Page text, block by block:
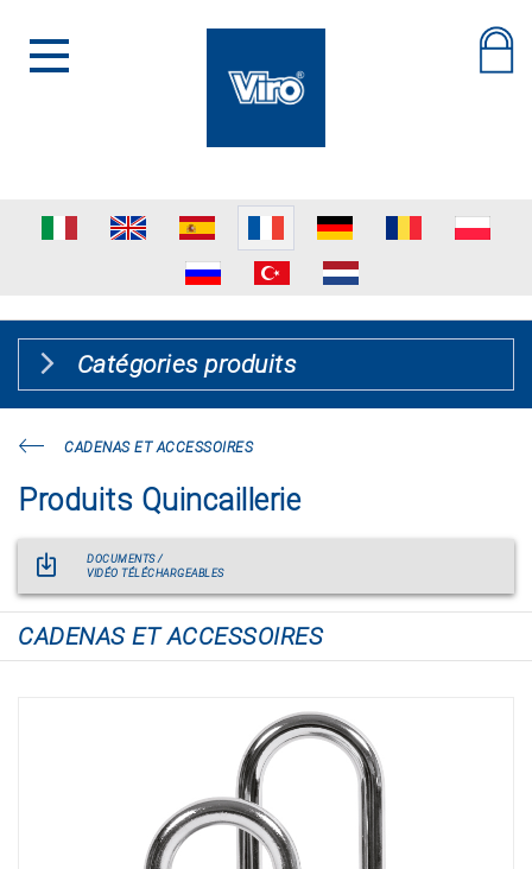
Catégories produits
CADENAS ET ACCESSOIRES
Produits Quincaillerie
DOCUMENTS /
VIDÉO TÉLÉCHARGEABLES
CADENAS ET ACCESSOIRES